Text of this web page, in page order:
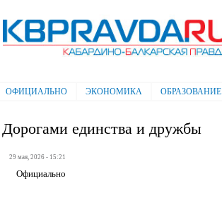
Электронная газета "Кабардино-
Балкарская правда"
Главное меню
ОФИЦИАЛЬНО ЭКОНОМИКА ОБРАЗОВАНИЕ
Дорогами единства и дружбы
29 мая, 2026 - 15:21
Официально